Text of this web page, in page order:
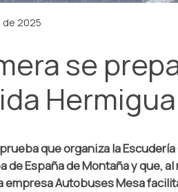
de 2025
se
que organiza la
de España de Montaña y que,
empresa Autobuses Mesa